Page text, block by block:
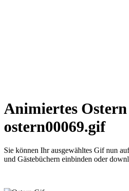
Animiertes
ostern00069.gif
Sie können Ihr ausgewähltes Gif nun
und Gästebüchern einbinden oder